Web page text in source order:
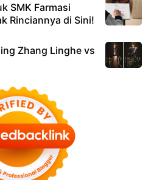
SMK Farmasi
Rinciannya di Sini!
Zhang Linghe vs